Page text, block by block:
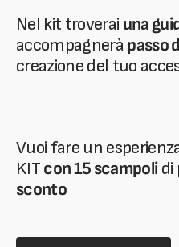
Nel kit troverai una
accompagneràpasso
creazione del tuo
Vuoi fare un
KITcon 15 scampolidi
sconto